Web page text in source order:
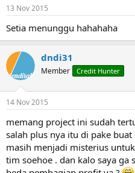
13 Nov 2015
Setia menunggu hahahaha
dndi31
Member Credit Hunter
14 Nov 2015
memang project ini sudah
salah plus nya itu di pake
masih menjadi misterius
tim soehoe . dan kalo saya ga